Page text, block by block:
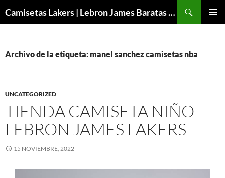
Camisetas Lakers | Lebron James Baratas 2024 – Micamisetanba
Archivo de la etiqueta: manel sanchez camisetas nba
UNCATEGORIZED
TIENDA CAMISETA NIÑO
LEBRON JAMES LAKERS
15 NOVIEMBRE, 2022